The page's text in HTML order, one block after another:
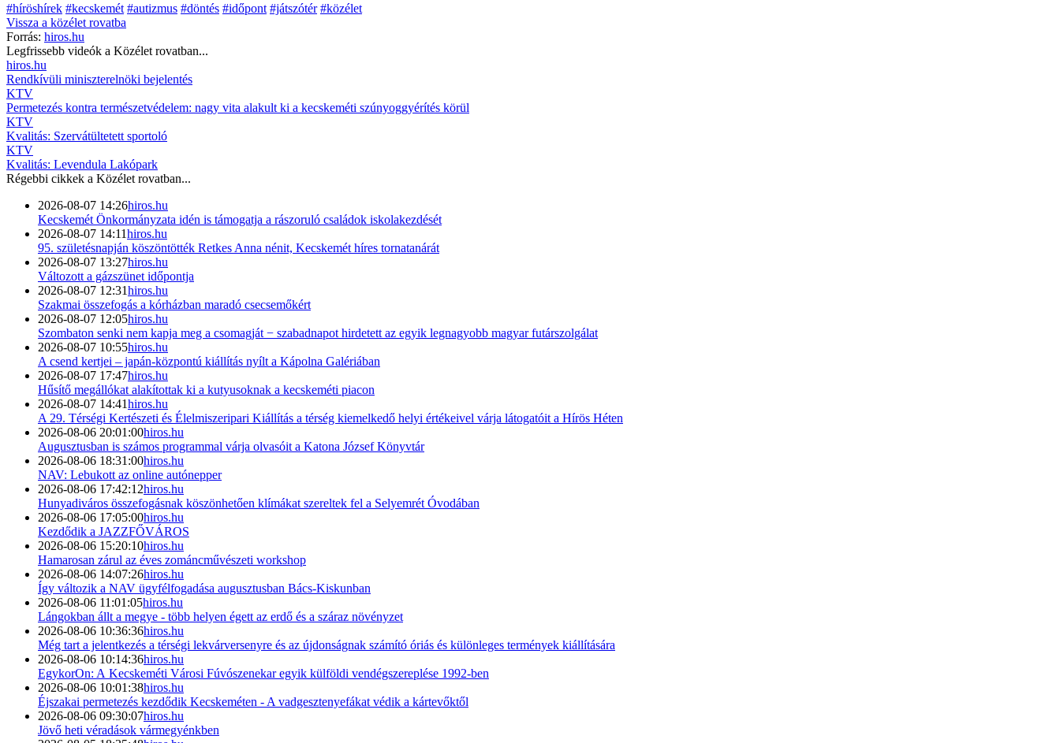
#híröshírek #kecskemét #autizmus #döntés #időpont #játszótér #közélet
Vissza a közélet rovatba
Forrás: hiros.hu
Legfrissebb videók a Közélet rovatban...
hiros.hu
Rendkívüli miniszterelnöki bejelentés
KTV
Permetezés kontra természetvédelem: nagy vita alakult ki a kecskeméti szúnyoggyérítés körül
KTV
Kvalitás: Szervátültetett sportoló
KTV
Kvalitás: Levendula Lakópark
Régebbi cikkek a Közélet rovatban...
2026-08-07 14:26hiros.hu
Kecskemét Önkormányzata idén is támogatja a rászoruló családok iskolakezdését
2026-08-07 14:11hiros.hu
95. születésnapján köszöntötték Retkes Anna nénit, Kecskemét híres tornatanárát
2026-08-07 13:27hiros.hu
Változott a gázszünet időpontja
2026-08-07 12:31hiros.hu
Szakmai összefogás a kórházban maradó csecsemőkért
2026-08-07 12:05hiros.hu
Szombaton senki nem kapja meg a csomagját − szabadnapot hirdetett az egyik legnagyobb magyar futárszolgálat
2026-08-07 10:55hiros.hu
A csend kertjei – japán-központú kiállítás nyílt a Kápolna Galériában
2026-08-07 17:47hiros.hu
Hűsítő megállókat alakítottak ki a kutyusoknak a kecskeméti piacon
2026-08-07 14:41hiros.hu
A 29. Térségi Kertészeti és Élelmiszeripari Kiállítás a térség kiemelkedő helyi értékeivel várja látogatóit a Hírös Héten
2026-08-06 20:01:00hiros.hu
Augusztusban is számos programmal várja olvasóit a Katona József Könyvtár
2026-08-06 18:31:00hiros.hu
NAV: Lebukott az online autónepper
2026-08-06 17:42:12hiros.hu
Hunyadiváros összefogásnak köszönhetően klímákat szereltek fel a Selyemrét Óvodában
2026-08-06 17:05:00hiros.hu
Kezdődik a JAZZFŐVÁROS
2026-08-06 15:20:10hiros.hu
Hamarosan zárul az éves zománcművészeti workshop
2026-08-06 14:07:26hiros.hu
Így változik a NAV ügyfélfogadása augusztusban Bács-Kiskunban
2026-08-06 11:01:05hiros.hu
Lángokban állt a megye - több helyen égett az erdő és a száraz növényzet
2026-08-06 10:36:36hiros.hu
Még tart a jelentkezés a térségi lekvárversenyre és az újdonságnak számító óriás és különleges termények kiállítására
2026-08-06 10:14:36hiros.hu
EgykorOn: A Kecskeméti Városi Fúvószenekar egyik külföldi vendégszereplése 1992-ben
2026-08-06 10:01:38hiros.hu
Éjszakai permetezés kezdődik Kecskeméten - A vadgesztenyefákat védik a kártevőktől
2026-08-06 09:30:07hiros.hu
Jövő heti véradások vármegyénkben